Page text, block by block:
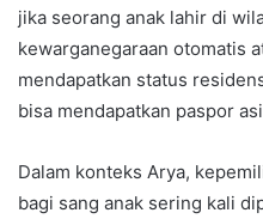
jika seorang anak lahir di
kewarganegaraan otomatis
mendapatkan status
bisa mendapatkan paspor
Dalam konteks Arya,
bagi sang anak sering kali